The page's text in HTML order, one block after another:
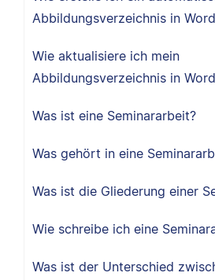
Abbildungsverzeichnis in
Wie aktualisiere ich mein
Abbildungsverzeichnis in
Was ist eine Seminararbeit?
Was gehört in eine
Was ist die Gliederung einer
Wie schreibe ich eine
Was ist der Unterschied